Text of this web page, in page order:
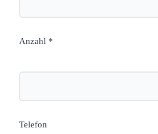
Anzahl *
Telefon